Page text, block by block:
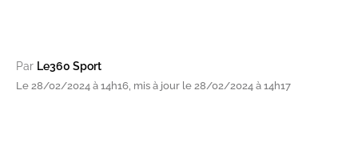
Par Le360 Sport
Le 28/02/2024 à 14h16, mis à jour le 28/02/2024 à 14h17